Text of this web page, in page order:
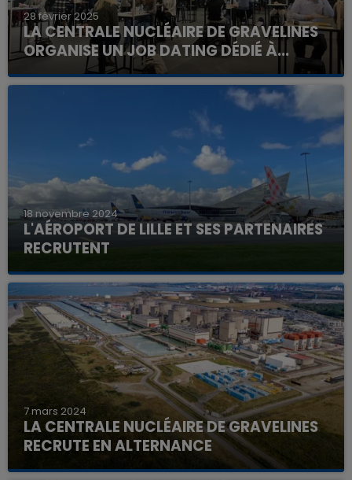
28 février 2025
LA CENTRALE NUCLÉAIRE DE GRAVELINES
ORGANISE UN JOB DATING DÉDIÉ À...
18 novembre 2024
L'AÉROPORT DE LILLE ET SES PARTENAIRES
RECRUTENT
7 mars 2024
LA CENTRALE NUCLÉAIRE DE GRAVELINES
RECRUTE EN ALTERNANCE